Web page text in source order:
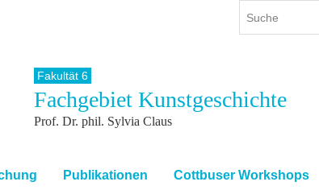
International
Internationales Profil
Mit der BTU ins Ausland
Weiterbildung
Fakultät 6
Fachgebiet Kunstgeschichte
Prof. Dr. phil. Sylvia Claus
Publikationen Cottbuser Workshops